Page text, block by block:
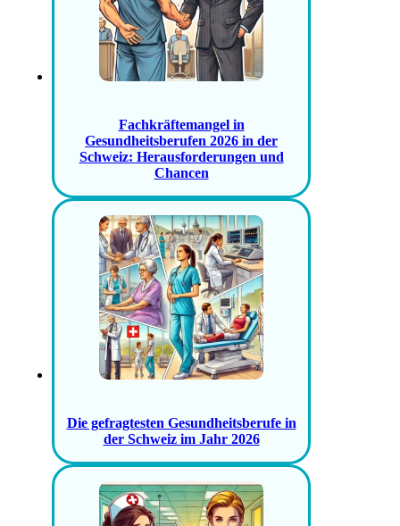
Fachkräftemangel in
Gesundheitsberufen 2026 in der
Schweiz: Herausforderungen und
Chancen
Die gefragtesten Gesundheitsberufe in
der Schweiz im Jahr 2026